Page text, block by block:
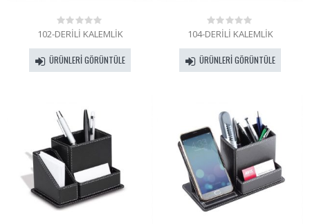
0
5
102-DERİLİ KALEMLİK
ÜRÜNLERI GÖRÜNTÜLE
0
5
104-DERİLİ KALEMLİK
ÜRÜNLERI GÖRÜNTÜLE